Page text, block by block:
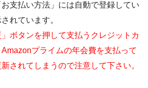
支払い方法」には自動で登録してい
れています。
ボタンを押して支払うクレジットカ
プライムの年会費を支払って
されてしまうので注意して下さい。